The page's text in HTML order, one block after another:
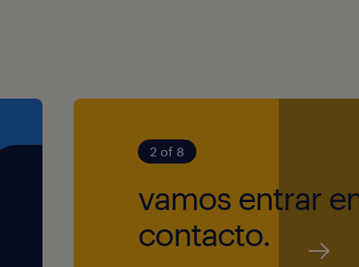
e
e contratação
pessoas.
de modo a
2 of 8
vamos entrar
contacto.